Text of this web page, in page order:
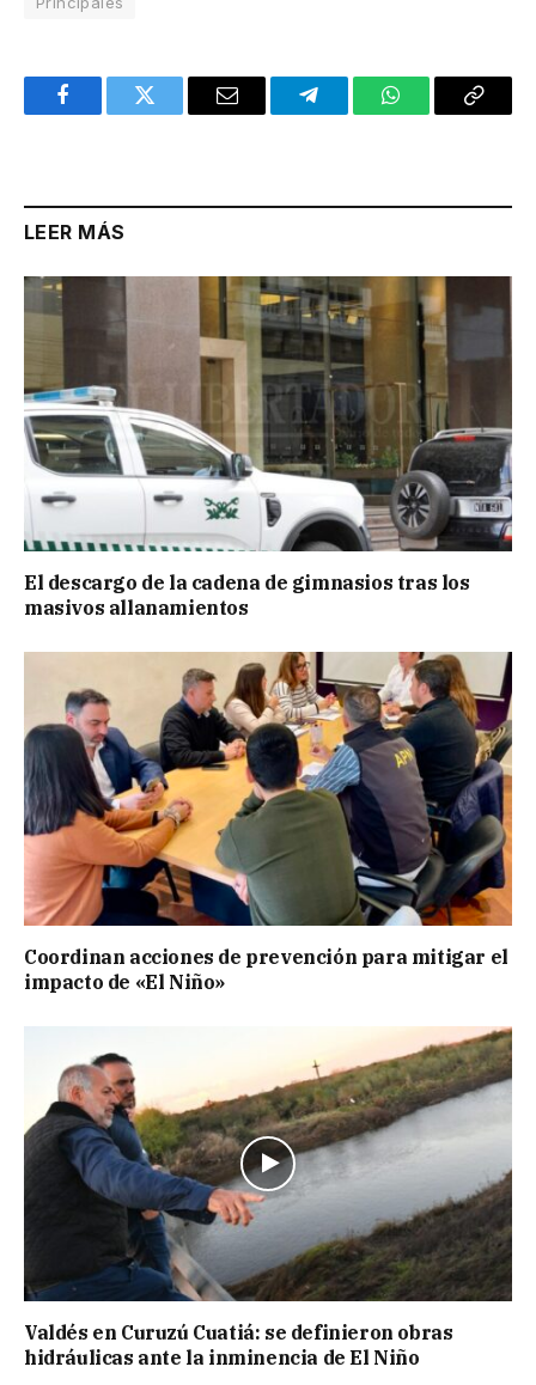
FacebookTwitter Email TelegramWhatsAppCopy
LEER MÁS
El descargo de la cadena de gimnasios tras los
masivos allanamientos
Coordinan acciones de prevención para mitigar el
impacto de «El Niño»
Valdés en Curuzú Cuatiá: se definieron obras
hidráulicas ante la inminencia de El Niño